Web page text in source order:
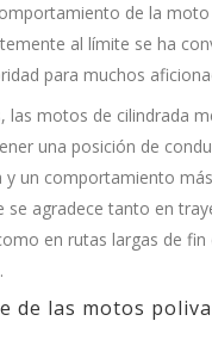
de la moto
al límite se ha
para muchos
las motos de cilindrada
una posición de
y un comportamiento
se agradece tanto en
en rutas largas de fin
de las motos